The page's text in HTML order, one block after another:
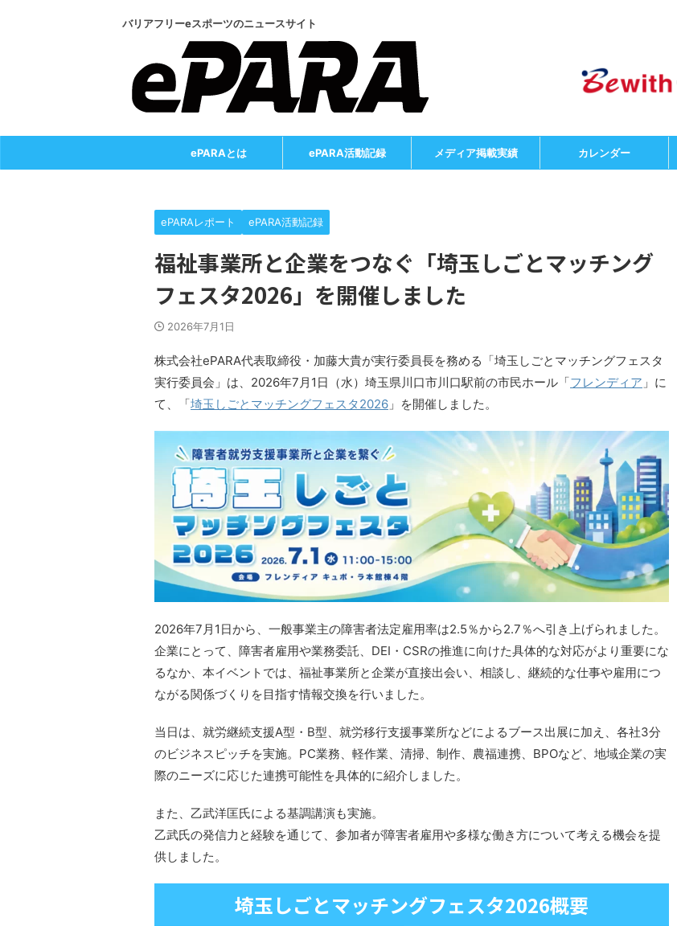
バリアフリーeスポーツのニュースサイト
ePARAとは ePARA活動記録 メディア掲載実績 カレンダー
ePARAレポート ePARA活動記録
福祉事業所と企業をつなぐ「埼玉しごとマッチング
フェスタ2026」を開催しました
2026年7月1日
株式会社ePARA代表取締役・加藤大貴が実行委員長を務める「埼玉しごとマッチングフェスタ
実行委員会」は、2026年7月1日（水）埼玉県川口市川口駅前の市民ホール「フレンディア 」に
て、「埼玉しごとマッチングフェスタ2026 」を開催しました。
2026年7月1日から、一般事業主の障害者法定雇用率は2.5％から2.7％へ引き上げられました。
企業にとって、障害者雇用や業務委託、DEI・CSRの推進に向けた具体的な対応がより重要にな
るなか、本イベントでは、福祉事業所と企業が直接出会い、相談し、継続的な仕事や雇用につ
ながる関係づくりを目指す情報交換を行いました。
当日は、就労継続支援A型・B型、就労移行支援事業所などによるブース出展に加え、各社3分
のビジネスピッチを実施。PC業務、軽作業、清掃、制作、農福連携、BPOなど、地域企業の実
際のニーズに応じた連携可能性を具体的に紹介しました。
また、乙武洋匡氏による基調講演も実施。
乙武氏の発信力と経験を通じて、参加者が障害者雇用や多様な働き方について考える機会を提
供しました。
埼玉しごとマッチングフェスタ2026概要